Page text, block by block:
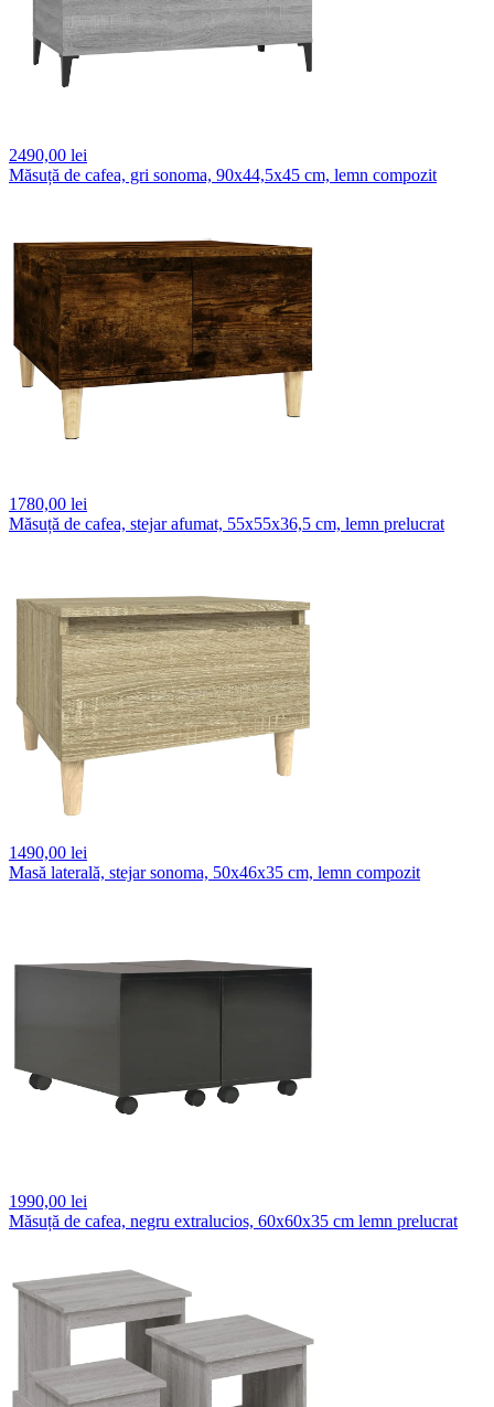
2490,00 lei
Măsuță de cafea, gri sonoma, 90x44,5x45 cm, lemn compozit
1780,00 lei
Măsuță de cafea, stejar afumat, 55x55x36,5 cm, lemn prelucrat
1490,00 lei
Masă laterală, stejar sonoma, 50x46x35 cm, lemn compozit
1990,00 lei
Măsuță de cafea, negru extralucios, 60x60x35 cm lemn prelucrat